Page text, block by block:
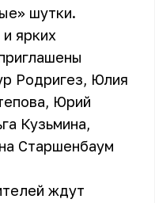
шутки.
ярких
Родригез, Юлия
Юрий
Кузьмина,
Старшенбаум
ждут